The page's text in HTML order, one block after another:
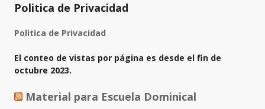
Politica de Privacidad
Politica de Privacidad
El conteo de vistas por página es desde el fin de
octubre 2023.
Material para Escuela Dominical